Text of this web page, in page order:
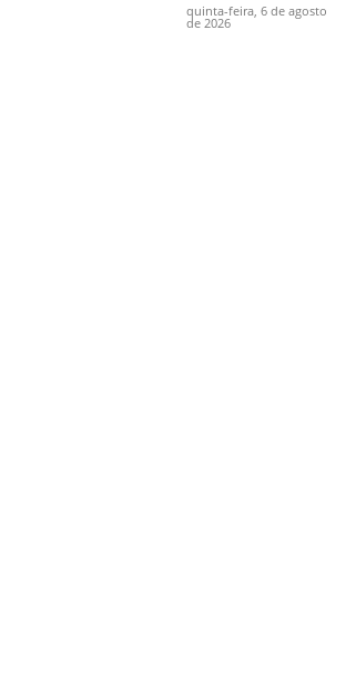
quinta-feira, 6 de agosto
de 2026